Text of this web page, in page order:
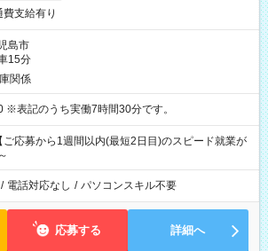
費支給有り
島市
15分
関係
9:00～17:30 ※表記のうち実働7時間30分です。
ご応募から1週間以内(最短2日目)のスピード就業が
/ 電話対応なし / パソコンスキル不要
応募する 詳細へ